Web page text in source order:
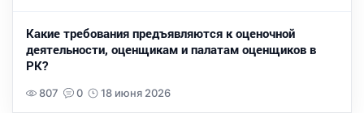
Какие требования предъявляются к оценочной
деятельности, оценщикам и палатам оценщиков в
РК?
807 0 18 июня 2026